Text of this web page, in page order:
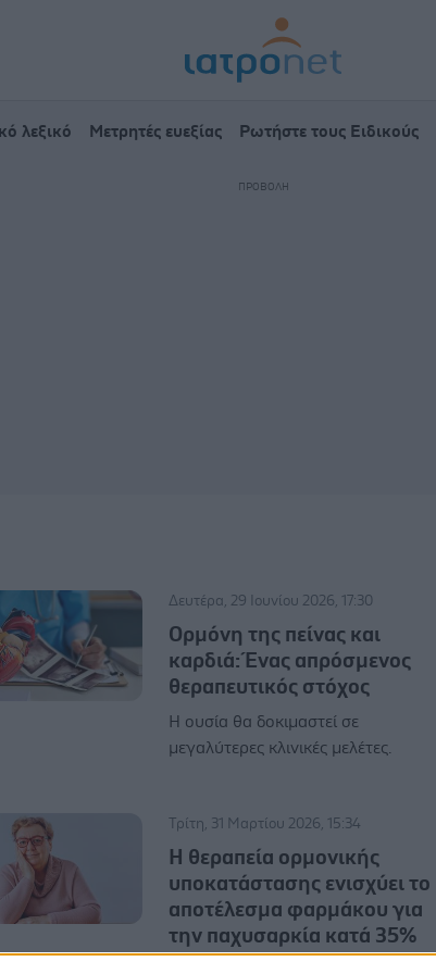
λεξικό Μετρητές ευεξίας Ρωτήστε τους Ειδικούς
Δευτέρα, 29 Ιουνίου 2026, 17:30
Ορμόνη της πείνας και
καρδιά: Ένας απρόσμενος
θεραπευτικός στόχος
Η ουσία θα δοκιμαστεί σε
μεγαλύτερες κλινικές μελέτες.
Τρίτη, 31 Μαρτίου 2026, 15:34
Η θεραπεία ορμονικής
υποκατάστασης ενισχύει το
αποτέλεσμα φαρμάκου για
την παχυσαρκία κατά 35%